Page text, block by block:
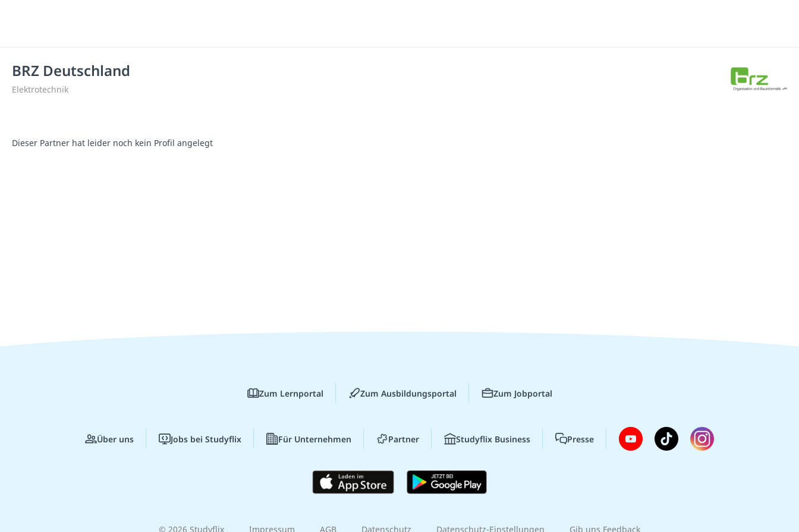
BRZ Deutschland
Elektrotechnik
Dieser Partner hat leider noch kein Profil angelegt
Zum Lernportal Zum Ausbildungsportal Zum Jobportal
Über uns Jobs bei Studyflix Für Unternehmen Partner Studyflix Business Presse
© 2026 Studyflix Impressum AGB Datenschutz Datenschutz-Einstellungen Gib uns Feedback